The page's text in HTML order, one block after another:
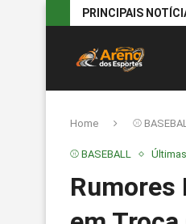
PRINCIPAIS
Home ⚾
⚾ BASEBALL
Rumores